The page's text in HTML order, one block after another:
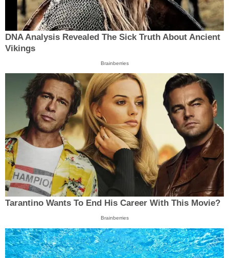
DNA Analysis Revealed The Sick Truth About Ancient
Vikings
Brainberries
Tarantino Wants To End His Career With This Movie?
Brainberries